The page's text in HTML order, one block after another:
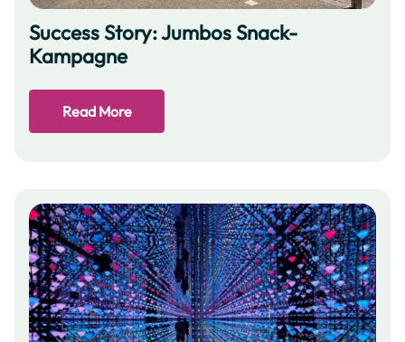
Success Story: Jumbos Snack-
Kampagne
Read More